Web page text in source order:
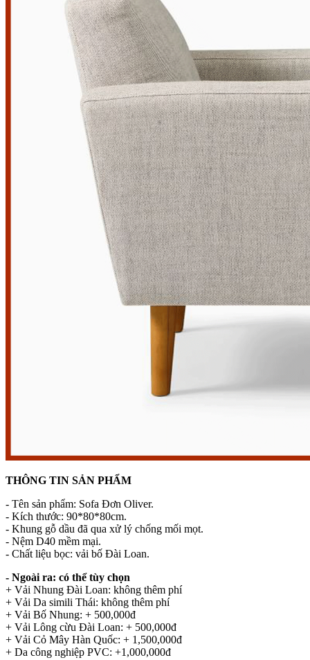
THÔNG TIN SẢN PHẨM
- Tên sản phẩm: Sofa Đơn Oliver.
- Kích thước: 90*80*80cm.
- Khung gỗ dầu đã qua xử lý chống mối mọt.
- Nệm D40 mềm mại.
- Chất liệu bọc: vải bố Đài Loan.
- Ngoài ra: có thể tùy chọn
+ Vải Nhung Đài Loan: không thêm phí
+ Vải Da simili Thái: không thêm phí
+ Vải Bố Nhung: + 500,000đ
+ Vải Lông cừu Đài Loan: + 500,000đ
+ Vải Cỏ Mây Hàn Quốc: + 1,500,000đ
+ Da công nghiệp PVC: +1,000,000đ